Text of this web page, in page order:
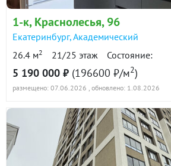
1-к, Краснолесья, 96
Екатеринбург,Академический
26.4 м2 21/25 этаж Состояние:
5 190 000 ₽ (196600 ₽/м2)
размещено: 07.06.2026 , обновлено: 1.08.2026